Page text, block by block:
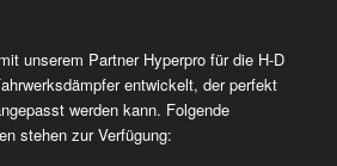
unserem Partner Hyperpro für die H-D
entwickelt, der perfekt
werden kann. Folgende
stehen zur Verfügung: